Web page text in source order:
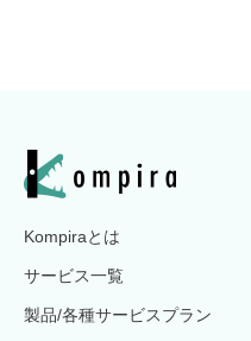
Kompiraとは
サービス一覧
製品/各種サービスプラン